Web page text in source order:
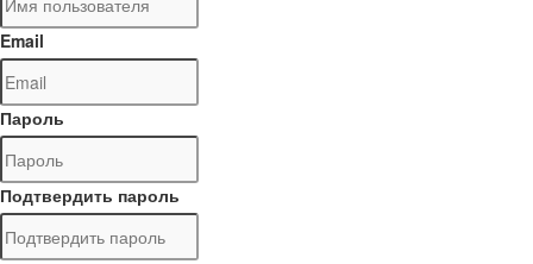
Email
Пароль
Подтвердить пароль